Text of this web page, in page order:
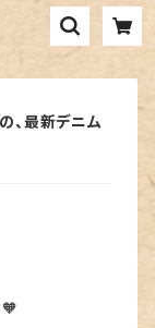
、最新デニム